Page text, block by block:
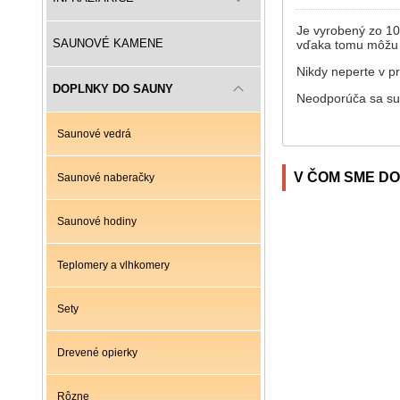
SAUNOVÉ KAMENE
DOPLNKY DO SAUNY
Saunové vedrá
Saunové naberačky
Saunové hodiny
Teplomery a vlhkomery
Sety
Drevené opierky
Rôzne
Je vyrobený zo
vďaka tomu
Nikdy neperte v
Neodporúča sa
V ČOM SME